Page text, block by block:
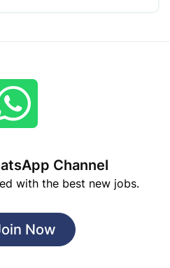
Channel
with the best new jobs.
Now